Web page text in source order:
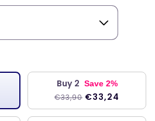
Buy 2 Save 2%
€33,90 €33,24